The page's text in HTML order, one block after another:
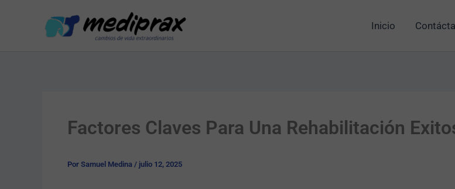
Inicio
Factores Claves Para Una Rehabilitación
Por Samuel Medina / julio 12, 2025